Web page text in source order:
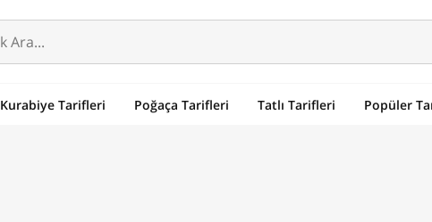
Kurabiye Tarifleri Poğaça Tarifleri Tatlı Tarifleri Popüler